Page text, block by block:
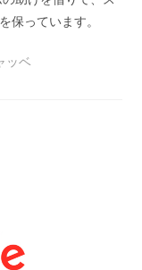
保っています。
ッベ